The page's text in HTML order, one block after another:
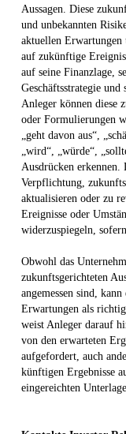
Aussagen. Diese
und unbekannten
aktuellen Erwartungen
auf zukünftige
auf seine Finanzlage,
Geschäftsstrategie und
Anleger können diese
oder Formulierungen
„geht davon aus“,
„wird“, „würde“,
Ausdrücken erkennen.
Verpflichtung,
aktualisieren oder zu
Ereignisse oder
widerzuspiegeln,
Obwohl das
zukunftsgerichteten
angemessen sind,
Erwartungen als
weist Anleger darauf
von den erwarteten
aufgefordert, auch
künftigen Ergebnisse
eingereichten